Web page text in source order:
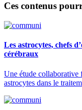
Ces contenus
Les astrocytes, chefs
cérébraux
Une étude collaborative
astrocytes dans le